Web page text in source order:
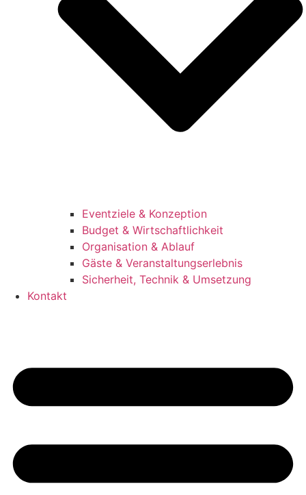
Eventziele & Konzeption
Budget & Wirtschaftlichkeit
Organisation & Ablauf
Gäste & Veranstaltungserlebnis
Sicherheit, Technik & Umsetzung
Kontakt